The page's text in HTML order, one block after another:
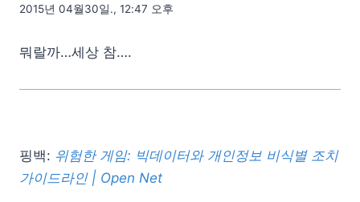
2015년 04월30일., 12:47 오후
뭐랄까…세상 참….
핑백: 위험한 게임: 빅데이터와 개인정보 비식별 조치
가이드라인 | Open Net